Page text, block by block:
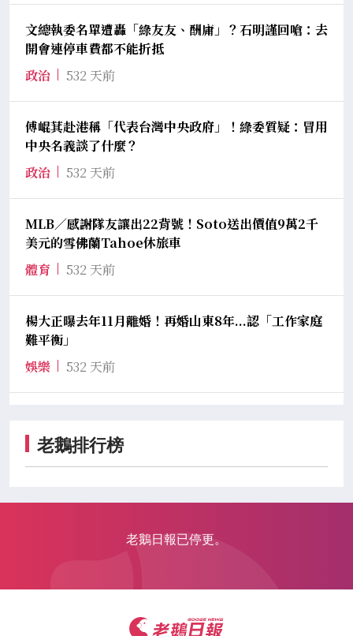
文總執委名單遭轟「綠友友、酬庸」？石明謹回嗆：去
開會連停車費都不能折抵
政治
532 天前
傅崐萁赴港稱「代表台灣中央政府」！綠委質疑：冒用
中央名義談了什麼？
政治
532 天前
MLB／感謝隊友讓出22背號！Soto送出價值9萬2千
美元的雪佛蘭Tahoe休旅車
體育
532 天前
楊大正曝去年11月離婚！再婚山東8年...認「工作家庭
難平衡」
娛樂
532 天前
老鵝排行榜
老鵝日報已停更。